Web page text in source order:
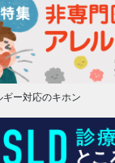
ギー対応のキホン